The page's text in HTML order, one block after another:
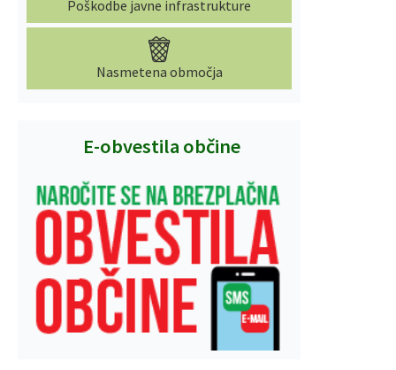
Poškodbe javne infrastrukture
Nasmetena območja
E-obvestila občine